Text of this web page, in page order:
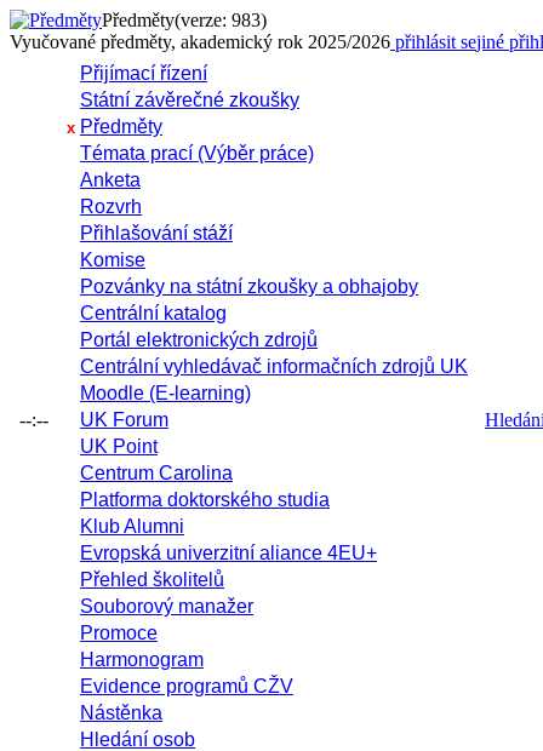
Předměty(verze: 983)
Vyučované předměty, akademický rok 2025/2026 přihlásit sejiné
--:--
Přijímací řízení
Státní závěrečné zkoušky
x Předměty
Témata prací (Výběr práce)
Anketa
Rozvrh
Přihlašování stáží
Komise
Pozvánky na státní zkoušky a obhajoby
Centrální katalog
Portál elektronických zdrojů
Centrální vyhledávač informačních zdrojů UK
Moodle (E-learning)
UK Forum
UK Point
Centrum Carolina
Platforma doktorského studia
Klub Alumni
Evropská univerzitní aliance 4EU+
Přehled školitelů
Souborový manažer
Promoce
Harmonogram
Evidence programů CŽV
Nástěnka
Hledání osob